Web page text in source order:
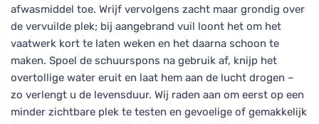
afwasmiddel toe. Wrijf vervolgens zacht maar grondig over
de vervuilde plek; bij aangebrand vuil loont het om het
vaatwerk kort te laten weken en het daarna schoon te
maken. Spoel de schuurspons na gebruik af, knijp het
overtollige water eruit en laat hem aan de lucht drogen –
zo verlengt u de levensduur. Wij raden aan om eerst op een
minder zichtbare plek te testen en gevoelige of gemakkelijk